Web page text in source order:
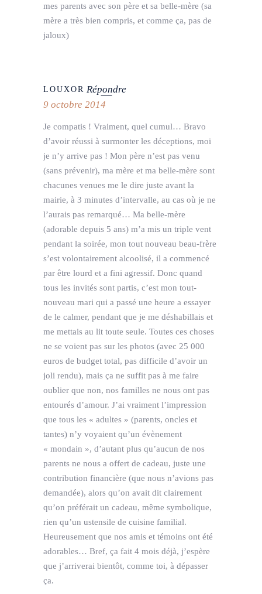
mes parents avec son père et sa belle-mère (sa
mère a très bien compris, et comme ça, pas de
jaloux)
LOUXOR Répondre
9 octobre 2014
Je compatis ! Vraiment, quel cumul… Bravo
d’avoir réussi à surmonter les déceptions, moi
je n’y arrive pas ! Mon père n’est pas venu
(sans prévenir), ma mère et ma belle-mère sont
chacunes venues me le dire juste avant la
mairie, à 3 minutes d’intervalle, au cas où je ne
l’aurais pas remarqué… Ma belle-mère
(adorable depuis 5 ans) m’a mis un triple vent
pendant la soirée, mon tout nouveau beau-frère
s’est volontairement alcoolisé, il a commencé
par être lourd et a fini agressif. Donc quand
tous les invités sont partis, c’est mon tout-
nouveau mari qui a passé une heure a essayer
de le calmer, pendant que je me déshabillais et
me mettais au lit toute seule. Toutes ces choses
ne se voient pas sur les photos (avec 25 000
euros de budget total, pas difficile d’avoir un
joli rendu), mais ça ne suffit pas à me faire
oublier que non, nos familles ne nous ont pas
entourés d’amour. J’ai vraiment l’impression
que tous les « adultes » (parents, oncles et
tantes) n’y voyaient qu’un évènement
« mondain », d’autant plus qu’aucun de nos
parents ne nous a offert de cadeau, juste une
contribution financière (que nous n’avions pas
demandée), alors qu’on avait dit clairement
qu’on préférait un cadeau, même symbolique,
rien qu’un ustensile de cuisine familial.
Heureusement que nos amis et témoins ont été
adorables… Bref, ça fait 4 mois déjà, j’espère
que j’arriverai bientôt, comme toi, à dépasser
ça.